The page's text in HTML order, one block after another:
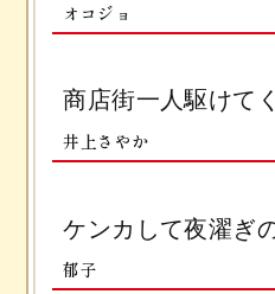
オコジョ
商店街一人駆けて
井上さやか
ケンカして夜濯ぎ
郁子